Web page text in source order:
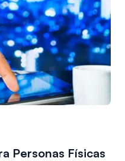
Personas Físicas